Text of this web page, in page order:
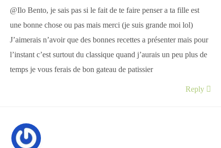
@Ilo Bento, je sais pas si le fait de te faire penser a ta fille est
une bonne chose ou pas mais merci (je suis grande moi lol)
J’aimerais n’avoir que des bonnes recettes a présenter mais pour
l’instant c’est surtout du classique quand j’aurais un peu plus de
temps je vous ferais de bon gateau de patissier
Reply